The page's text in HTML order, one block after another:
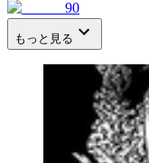
90
もっと見る